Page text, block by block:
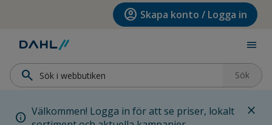
Hoppa till huvudinnehållet account_circle Skapa konto / Logga in
menu
search Sök
info Välkommen! Logga in för att se priser, lokalt
close